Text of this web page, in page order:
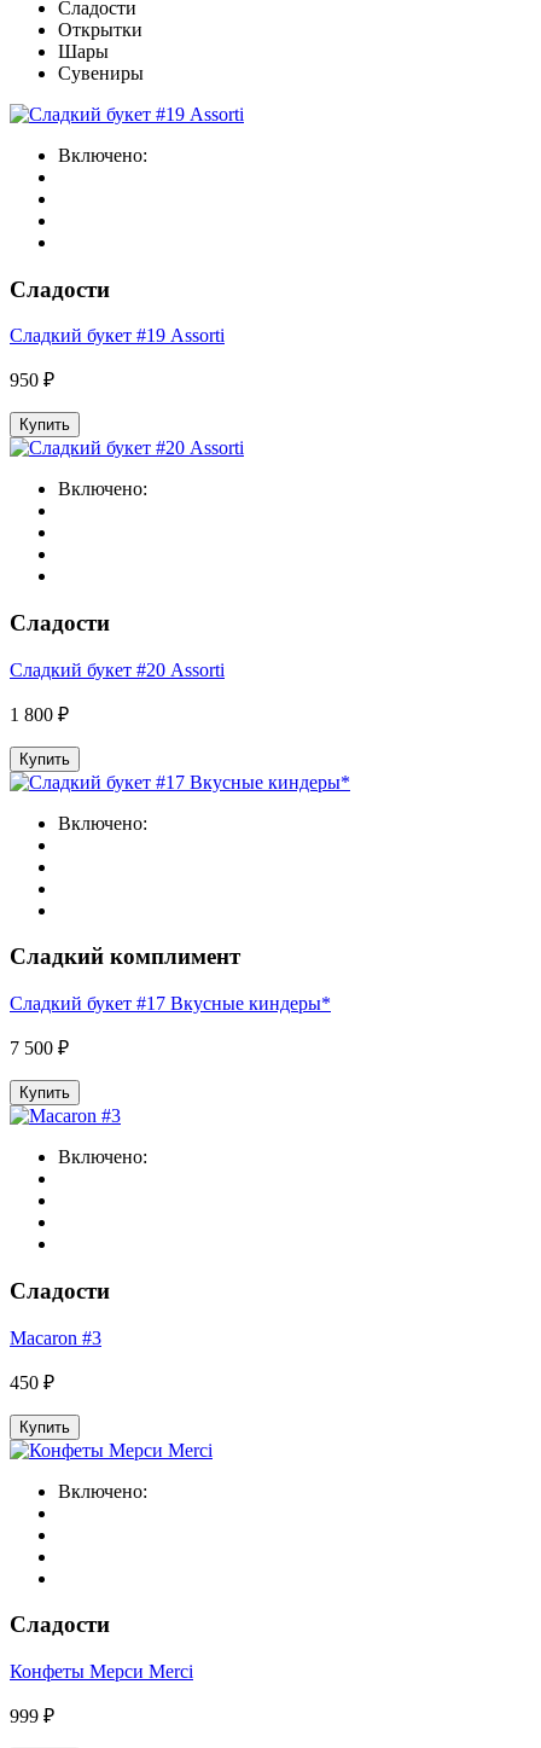
Сладости
Открытки
Шары
Сувениры
Включено:
Сладости
Сладкий букет #19 Assorti
950 ₽
Купить
Включено:
Сладости
Сладкий букет #20 Assorti
1 800 ₽
Купить
Включено:
Сладкий комплимент
Сладкий букет #17 Вкусные киндеры*
7 500 ₽
Купить
Включено:
Сладости
Macaron #3
450 ₽
Купить
Включено:
Сладости
Конфеты Мерси Merci
999 ₽